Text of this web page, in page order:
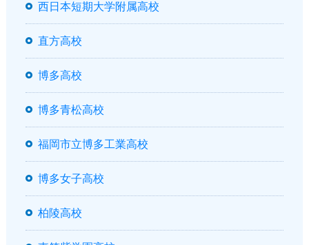
西日本短期大学附属高校
直方高校
博多高校
博多青松高校
福岡市立博多工業高校
博多女子高校
柏陵高校